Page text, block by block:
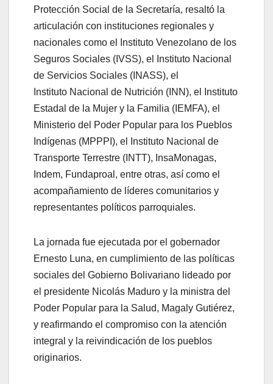
Protección Social de la Secretaría, resaltó la
articulación con instituciones regionales y
nacionales como el Instituto Venezolano de los
Seguros Sociales (IVSS), el Instituto Nacional
de Servicios Sociales (INASS), el
Instituto Nacional de Nutrición (INN), el Instituto
Estadal de la Mujer y la Familia (IEMFA), el
Ministerio del Poder Popular para los Pueblos
Indígenas (MPPPI), el Instituto Nacional de
Transporte Terrestre (INTT), InsaMonagas,
Indem, Fundaproal, entre otras, así como el
acompañamiento de líderes comunitarios y
representantes políticos parroquiales.
La jornada fue ejecutada por el gobernador
Ernesto Luna, en cumplimiento de las políticas
sociales del Gobierno Bolivariano lideado por
el presidente Nicolás Maduro y la ministra del
Poder Popular para la Salud, Magaly Gutiérez,
y reafirmando el compromiso con la atención
integral y la reivindicación de los pueblos
originarios.